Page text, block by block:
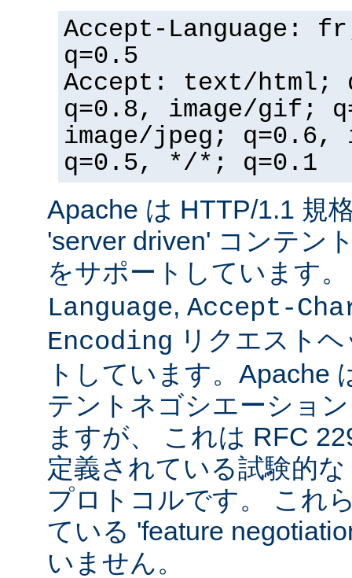
Accept-Language:
q=0.5
Accept: text/html;
q=0.8, image/gif;
image/jpeg; q=0.6,
q=0.5, */*; q=0.1
Apache は HTTP/1.1 規
'server driven' コンテン
をサポートしています
Language, Accept-
Encoding リクエスト
トしています。Apache
テントネゴシエーショ
ますが、 これは RFC
定義されている試験的
プロトコルです。 これ
ている 'feature
いません。